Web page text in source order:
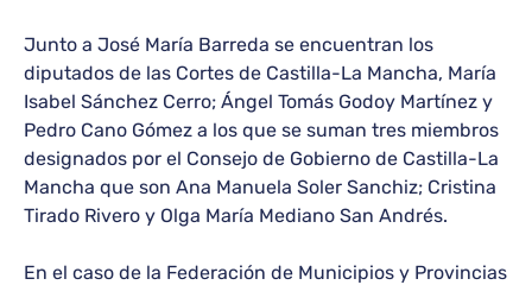
Junto a José María Barreda se encuentran los
diputados de las Cortes de Castilla-La Mancha, María
Isabel Sánchez Cerro; Ángel Tomás Godoy Martínez y
Pedro Cano Gómez a los que se suman tres miembros
designados por el Consejo de Gobierno de Castilla-La
Mancha que son Ana Manuela Soler Sanchiz; Cristina
Tirado Rivero y Olga María Mediano San Andrés.
En el caso de la Federación de Municipios y Provincias